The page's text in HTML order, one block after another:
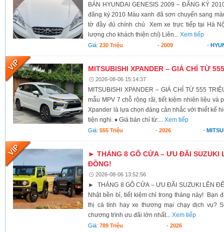
BÁN HYUNDAI GENESIS 2009 – ĐĂNG KÝ
đăng ký 2010 Màu xanh đã sơn chuyển sang
tờ đầy đủ chính chủ Xem xe trực tiếp tại Hà
lượng cho khách thiện chí) Liên...Xem tiếp
Giá:230 Triệu - 2009 -
MITSUBISHI XPANDER – GIÁ CHỈ TỪ
2026-08-06 15:14:37
MITSUBISHI XPANDER – GIÁ CHỈ TỪ 555
mẫu MPV 7 chỗ rộng rãi, tiết kiệm nhiên liệu và
Xpander là lựa chọn đáng cân nhắc với thiết kế
tiện nghi. ♦ Giá bán chỉ từ:...Xem tiếp
Giá:555 Triệu - 2026 -
► THÁNG 8 GÕ CỬA – ƯU ĐÃI SUZUKI
ĐỒNG!
2026-08-06 13:52:56
► THÁNG 8 GÕ CỬA – ƯU ĐÃI SUZUKI LÊN
Nhật bền bỉ, tiết kiệm chỉ trong tháng này! Bạn
thị cá tính hay xe thương mại chạy dịch vụ?
chương trình ưu đãi lớn nhất...Xem tiếp
Giá:789 Triệu - 2026